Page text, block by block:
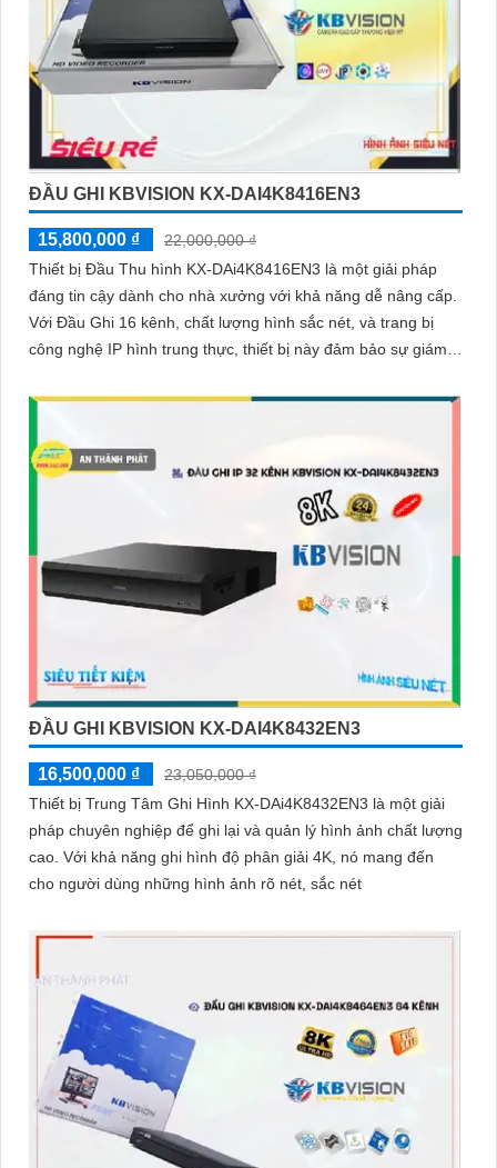
ĐẦU GHI KBVISION KX-DAI4K8416EN3
15,800,000 ₫
22,000,000 ₫
Thiết bị Đầu Thu hình KX-DAi4K8416EN3 là một giải pháp
đáng tin cậy dành cho nhà xưởng với khả năng dễ nâng cấp.
Với Đầu Ghi 16 kênh, chất lượng hình sắc nét, và trang bị
công nghệ IP hình trung thực, thiết bị này đảm bảo sự giám
ĐẦU GHI KBVISION KX-DAI4K8432EN3
16,500,000 ₫
23,050,000 ₫
Thiết bị Trung Tâm Ghi Hình KX-DAi4K8432EN3 là một giải
pháp chuyên nghiệp để ghi lại và quản lý hình ảnh chất lượng
cao. Với khả năng ghi hình độ phân giải 4K, nó mang đến
cho người dùng những hình ảnh rõ nét, sắc nét